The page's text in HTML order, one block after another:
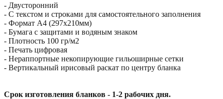
- Двусторонний
- С текстом и строками для самостоятельного заполнения
- Формат А4 (297х210мм)
- Бумага с защитами и водяным знаком
- Плотность 100 гр/м2
- Печать цифровая
- Нераппортные некопирующие гильоширные сетки
- Вертикальный ирисовый раскат по центру бланка
Срок изготовления бланков - 1-2 рабочих дня.